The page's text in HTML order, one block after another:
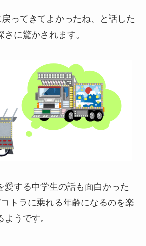
ってきてよかったね、と話した
さに驚かされます。
愛する中学生の話も面白かった
トラに乗れる年齢になるのを楽
ようです。